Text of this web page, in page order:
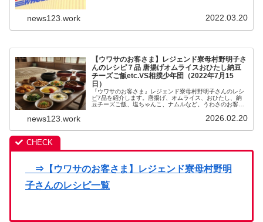
news123.work 2022.03.20
【ウワサのお客さま】レジェンド寮母村野明子さ
んのレシピ７品 唐揚げオムライスおひたし納豆
チーズご飯etc.VS相撲少年団（2022年7月15
日）
『ウワサのお客さま』レジェンド寮母村野明子さんのレシ
ピ7品を紹介します。唐揚げ、オムライス、おひたし、納
豆チーズご飯、塩ちゃんこ、ナムルなど。うわさのお客様
news123.work 2026.02.20
⇒【ウワサのお客さま】レジェンド寮母村野明
子さんのレシピ一覧